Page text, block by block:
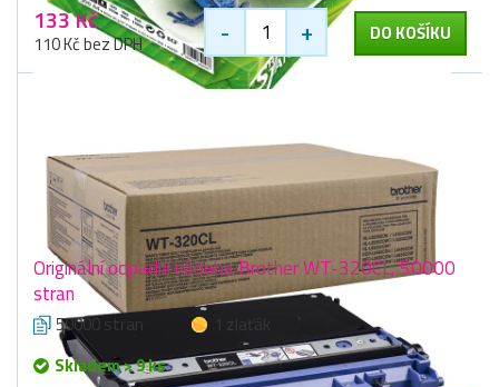
133 Kč
110 Kč bez DPH - + DO KOŠÍKU
Originální odpadní nádoba Brother WT-320CL, 50000
stran
50000 stran
1 zlaťák
Skladem > 9 ks